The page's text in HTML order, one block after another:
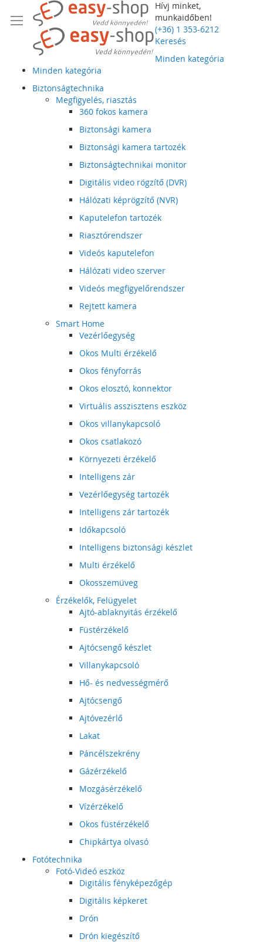
Hívj minket,
munkaidőben!
(+36) 1 353-6212
Keresés
Minden kategória
Minden kategória
Biztonságtechnika
Megfigyelés, riasztás
360 fokos kamera
Biztonsági kamera
Biztonsági kamera tartozék
Biztonságtechnikai monitor
Digitális video rögzítő (DVR)
Hálózati képrögzítő (NVR)
Kaputelefon tartozék
Riasztórendszer
Videós kaputelefon
Hálózati video szerver
Videós megfigyelőrendszer
Rejtett kamera
Smart Home
Vezérlőegység
Okos Multi érzékelő
Okos fényforrás
Okos elosztó, konnektor
Virtuális asszisztens eszköz
Okos villanykapcsoló
Okos csatlakozó
Környezeti érzékelő
Intelligens zár
Vezérlőegység tartozék
Intelligens zár tartozék
Időkapcsoló
Intelligens biztonsági készlet
Multi érzékelő
Okosszemüveg
Érzékelők, Felügyelet
Ajtó-ablaknyitás érzékelő
Füstérzékelő
Ajtócsengő készlet
Villanykapcsoló
Hő- és nedvességmérő
Ajtócsengő
Ajtóvezérlő
Lakat
Páncélszekrény
Gázérzékelő
Mozgásérzékelő
Vízérzékelő
Okos füstérzékelő
Chipkártya olvasó
Fotótechnika
Fotó-Videó eszköz
Digitális fényképezőgép
Digitális képkeret
Drón
Drón kiegészítő